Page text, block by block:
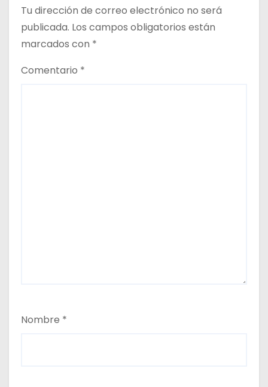
Tu dirección de correo electrónico no será
publicada. Los campos obligatorios están
marcados con *
Comentario *
Nombre *